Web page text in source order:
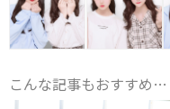
こんな記事もおすすめ…